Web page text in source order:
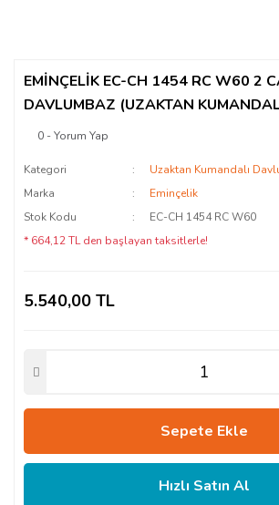
EMİNÇELİK EC-CH 1454 RC W60 2
DAVLUMBAZ (UZAKTAN
0 - Yorum Yap
Kategori
Uzaktan Kumandalı
Marka
Eminçelik
Stok Kodu
EC-CH 1454 RC W60
* 664,12 TL den başlayan taksitlerle!
5.540,00 TL
Sepete Ekle
Hızlı Satın Al